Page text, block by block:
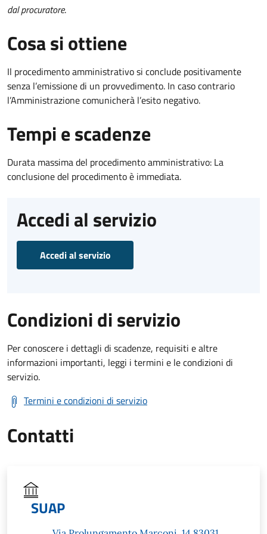
dal procuratore.
Cosa si ottiene
Il procedimento amministrativo si conclude positivamente
senza l’emissione di un provvedimento. In caso contrario
l’Amministrazione comunicherà l’esito negativo.
Tempi e scadenze
Durata massima del procedimento amministrativo: La
conclusione del procedimento è immediata.
Accedi al servizio
Accedi al servizio
Condizioni di servizio
Per conoscere i dettagli di scadenze, requisiti e altre
informazioni importanti, leggi i termini e le condizioni di
servizio.
Termini e condizioni di servizio
Contatti
SUAP